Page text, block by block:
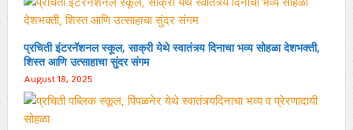
प्रचिती इंटरनॅशनल स्कूल, साक्री येथे स्वातंत्र्य दिनाचा भव्य सोहळा देशभक्ती,
शिस्त आणि उत्साहाचा सुंदर संगम
August 18, 2025